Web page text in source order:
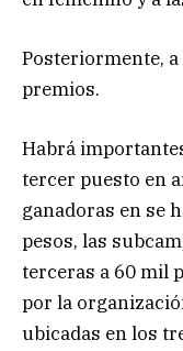
Posteriormente,
premios.
Habrá
tercer puesto en
ganadoras en se
pesos, las
terceras a 60 mil
por la
ubicadas en los